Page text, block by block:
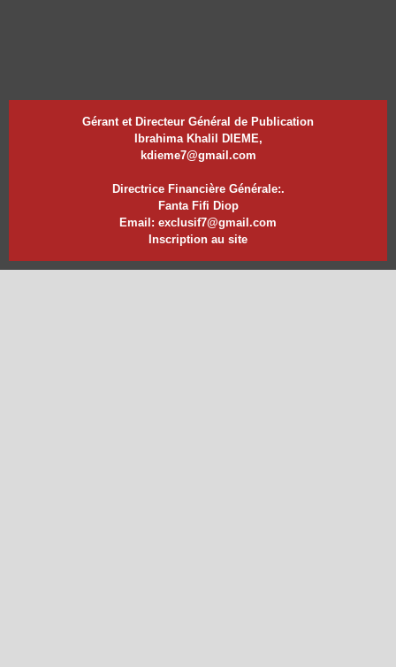
Gérant et Directeur Général de Publication
Ibrahima Khalil DIEME,
kdieme7@gmail.com
Directrice Financière Générale:.
Fanta Fifi Diop
Email: exclusif7@gmail.com
Inscription au site